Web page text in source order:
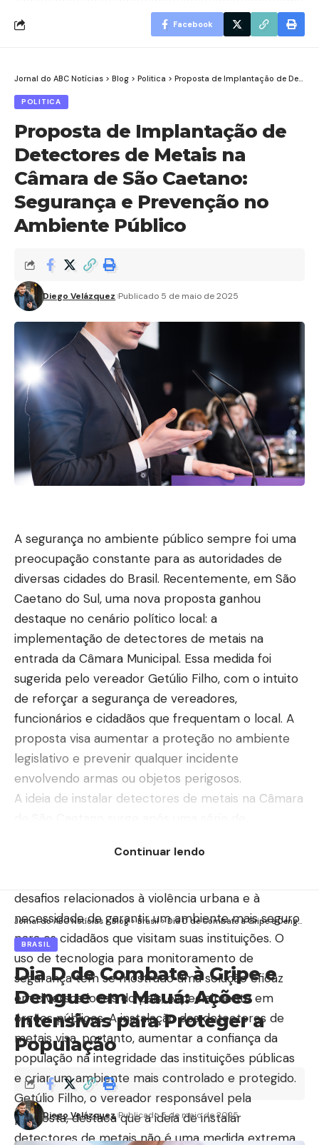
Facebook
Jornal do ABC Notícias > Blog > Politica > Proposta de Implantação de Detectores de Metais na Câmara de São Caetano: Segurança e Prevenção no Ambiente Público
POLITICA
Proposta de Implantação de
Detectores de Metais na
Câmara de São Caetano:
Segurança e Prevenção no
Ambiente Público
Diego Velázquez Publicado 5 de maio de 2025
A segurança no ambiente público sempre foi uma
preocupação constante para as autoridades de
diversas cidades do Brasil. Recentemente, em São
Caetano do Sul, uma nova proposta ganhou
destaque no cenário político local: a
implementação de detectores de metais na
entrada da Câmara Municipal. Essa medida foi
sugerida pelo vereador Getúlio Filho, com o intuito
de reforçar a segurança de vereadores,
funcionários e cidadãos que frequentam o local. A
proposta visa aumentar a proteção no ambiente
legislativo e prevenir qualquer incidente
envolvendo armas ou objetos perigosos.
A ideia de instalar detectores de metais na Câmara
segurança nos espaços públicos. São Caetano,
desafios relacionados à violência urbana e à
necessidade de garantir um ambiente mais seguro
para os cidadãos que visitam suas instituições. O
uso de tecnologia para monitoramento de
segurança tem se mostrado uma solução eficaz
em diversos locais do país, especialmente em
órgãos públicos. A instalação dos detectores de
metais visa, portanto, aumentar a confiança da
população na integridade das instituições públicas
e criar um ambiente mais controlado e protegido.
Getúlio Filho, o vereador responsável pela
proposta, destaca que a ideia de instalar
detectores de metais não é uma medida extrema,
Continuar lendo
Jornal do ABC Notícias >Blog>Brasil>Dia D de Combate à Gripe e Dengue em Mauá: Ações Intensivas para Proteger a População
BRASIL
Dia D de Combate à Gripe e
Dengue em Mauá: Ações
Intensivas para Proteger a
População
Diego Velázquez Publicado 5 de maio de 2025